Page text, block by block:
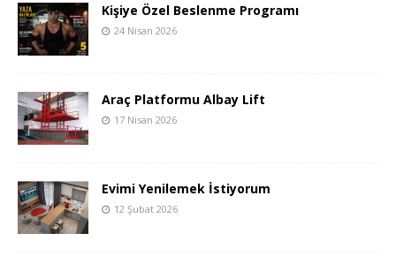
Kişiye Özel Beslenme Programı
24 Nisan 2026
Araç Platformu Albay Lift
17 Nisan 2026
Evimi Yenilemek İstiyorum
12 Şubat 2026